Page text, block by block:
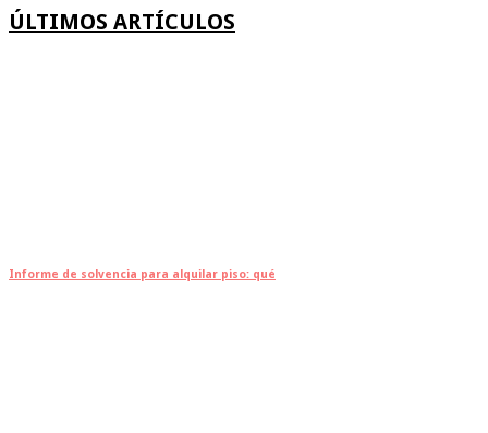
ÚLTIMOS ARTÍCULOS
Informe de solvencia para alquilar piso: qué